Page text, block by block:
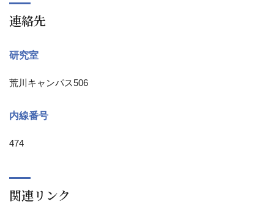
連絡先
研究室
荒川キャンパス506
内線番号
474
関連リンク